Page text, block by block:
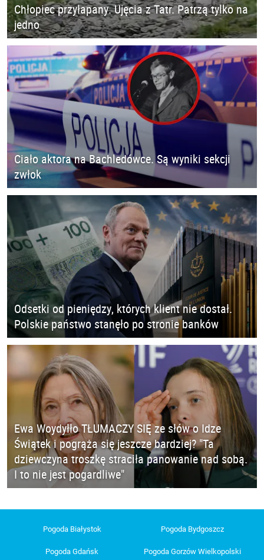
Chłopiec przyłapany. Ujęcia z Tatr. Patrzą tylko na
jedno
Ciało aktora na Bachledówce. Są wyniki sekcji
zwłok
Odsetki od pieniędzy, których klient nie dostał.
Polskie państwo stanęło po stronie banków
Ewa Woydyłło TŁUMACZY SIĘ ze słów o Idze
Świątek i pogrąża się jeszcze bardziej? "Ta
dziewczyna troszkę straciła panowanie nad sobą.
I to nie jest pogardliwe"
Pogoda Białystok Pogoda Bydgoszcz
Pogoda Gdańsk
Pogoda Gorzów Wielkopolski